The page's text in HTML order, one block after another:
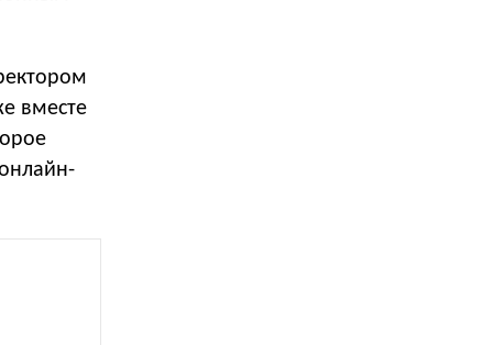
вместе